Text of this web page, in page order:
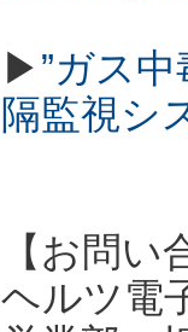
▶”ガス
隔監視シ
【お問い
ヘルツ電